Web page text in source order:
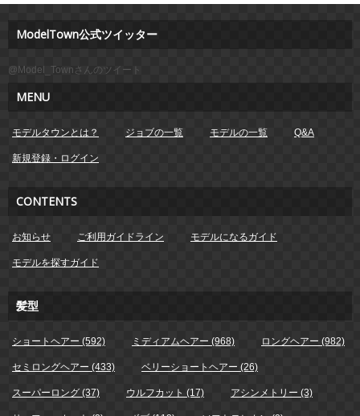
ModelTown公式ツイッター
@Model_Townさんのツイート
MENU
モデルタウンとは？ ジョブの一覧 モデルの一覧 Q&A
新規登録・ログイン
CONTENTS
お知らせ ご利用ガイドライン モデルになるガイド
モデルを探すガイド
髪型
ショートヘアー (592) ミディアムヘアー (968) ロングヘアー (982)
セミロングヘアー (433) ベリーショートヘアー (26)
スーパーロング (37) ウルフカット (17) アシンメトリー (3)